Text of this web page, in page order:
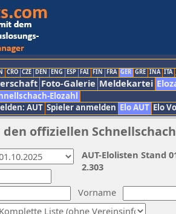
CRO CZE DEN ENG ESP FAI FIN FRA GER GRE INA ITA
Foto-Galerie Meldekartei
Elozahl
AUT Spieler anmelden Elo AUT Elo
offiziellen
Vorname
AUT-Elolisten Stand
2.303